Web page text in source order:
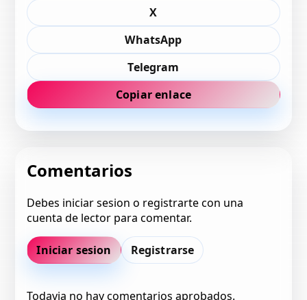
X
WhatsApp
Telegram
Copiar enlace
Comentarios
Debes iniciar sesion o registrarte con una
cuenta de lector para comentar.
Iniciar sesion Registrarse
Todavia no hay comentarios aprobados.